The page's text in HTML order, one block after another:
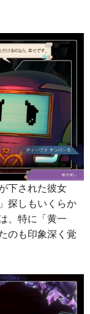
下された彼女
探しもいくらか
、特に「黄一
のも印象深く覚